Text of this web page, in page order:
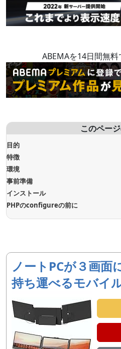
ABEMAを14日間無
このペー
目的
特徴
環境
事前準備
インストール
PHPのconfigureの前に
ノートPCが３画面
持ち運べるモバイ